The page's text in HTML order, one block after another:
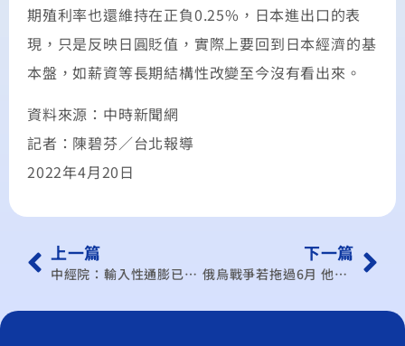
期殖利率也還維持在正負0.25%，日本進出口的表
現，只是反映日圓貶值，實際上要回到日本經濟的基
本盤，如薪資等長期結構性改變至今沒有看出來。
資料來源：中時新聞網
記者：陳碧芬／台北報導
2022年4月20日
上一篇
中經院：輸入性通膨已成型
下一篇
俄烏戰爭若拖過6月 他爆「神發展」：這國會出手止戰